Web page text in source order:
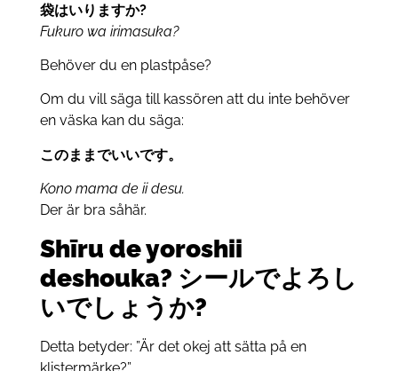
袋はいりますか?
Fukuro wa irimasuka?
Behöver du en plastpåse?
Om du vill säga till kassören att du inte behöver
en väska kan du säga:
このままでいいです。
Kono mama de ii desu.
Der är bra såhär.
Shīru de yoroshii
deshouka? シールでよろし
いでしょうか?
Detta betyder: ”Är det okej att sätta på en
klistermärke?”